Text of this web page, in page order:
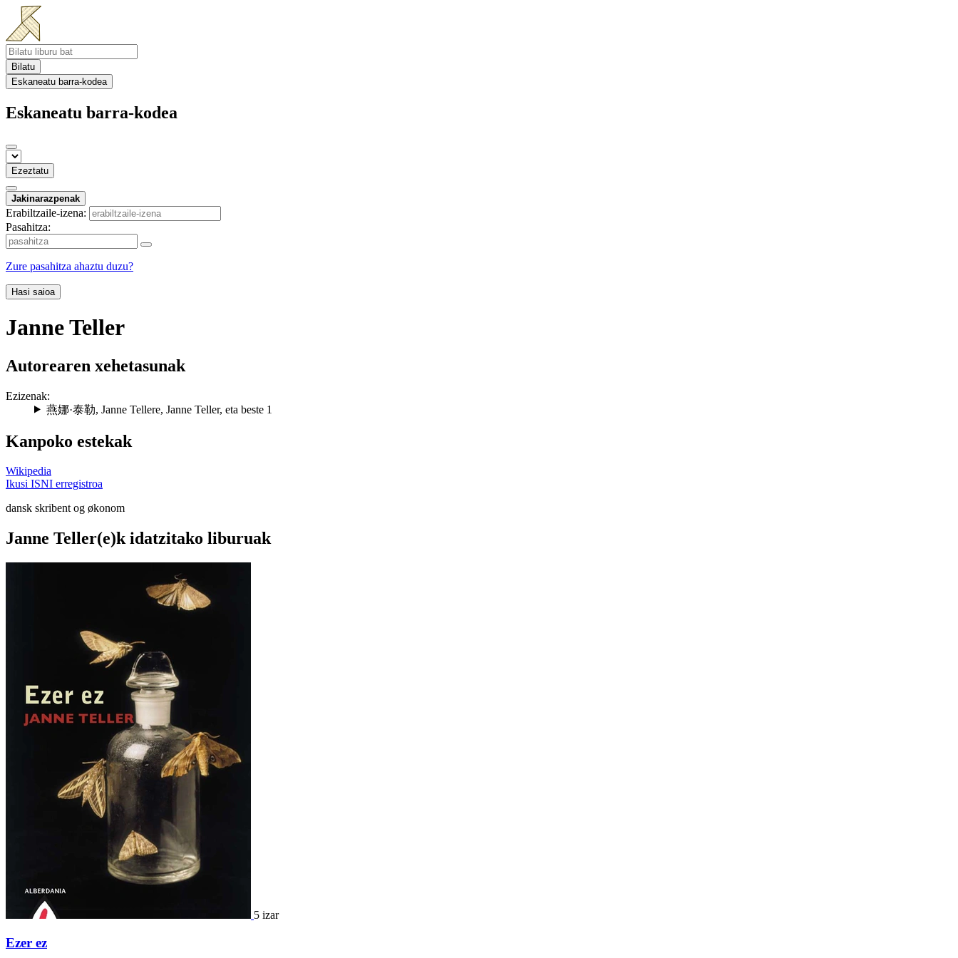
Bilatu
Eskaneatu barra-kodea
Eskaneatu barra-kodea
Ezeztatu
Jakinarazpenak
Erabiltzaile-izena:
Pasahitza:
Zure pasahitza ahaztu duzu?
Hasi saioa
Janne Teller
Autorearen xehetasunak
Ezizenak:
燕娜·泰勒, Janne Tellere, Janne Teller, eta beste 1
Kanpoko estekak
Wikipedia
Ikusi ISNI erregistroa
dansk skribent og økonom
Janne Teller(e)k idatzitako liburuak
5 izar
Ezer ez